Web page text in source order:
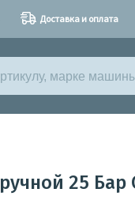
Доставка и оплата
25 Бар